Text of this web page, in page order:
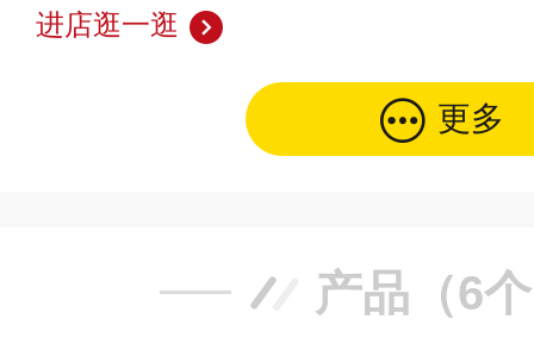
进店逛一逛
更多
产品（6